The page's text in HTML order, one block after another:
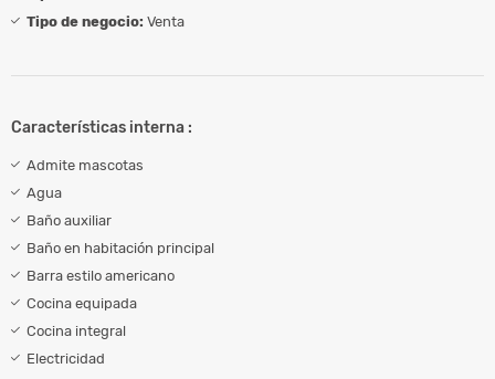
Tipo de negocio: Venta
Características interna :
Admite mascotas
Agua
Baño auxiliar
Baño en habitación principal
Barra estilo americano
Cocina equipada
Cocina integral
Electricidad